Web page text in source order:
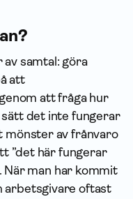
samtal: göra
att
att fråga hur
sätt det inte fungerar
mönster av frånvaro
”det här fungerar
När man har kommit
arbetsgivare oftast